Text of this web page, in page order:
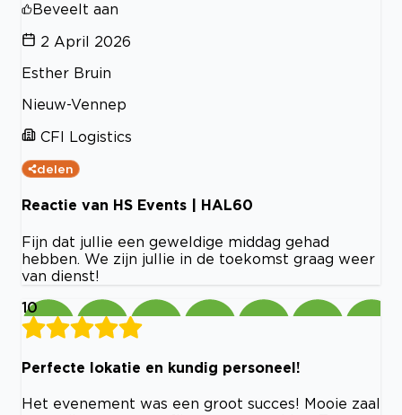
Beveelt aan
2 April 2026
Esther Bruin
Nieuw-Vennep
CFI Logistics
delen
Reactie van HS Events | HAL60
Fijn dat jullie een geweldige middag gehad
hebben. We zijn jullie in de toekomst graag weer
van dienst!
10
Perfecte lokatie en kundig personeel!
Het evenement was een groot succes! Mooie zaal